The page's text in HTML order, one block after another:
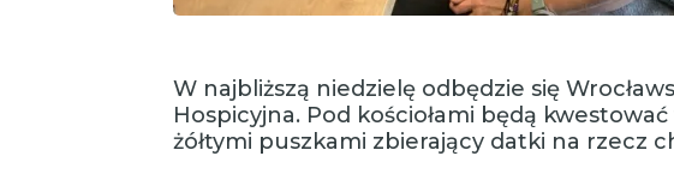
W najbliższą niedzielę odbędzie się
Hospicyjna. Pod kościołami będą
żółtymi puszkami zbierający datki na rzecz